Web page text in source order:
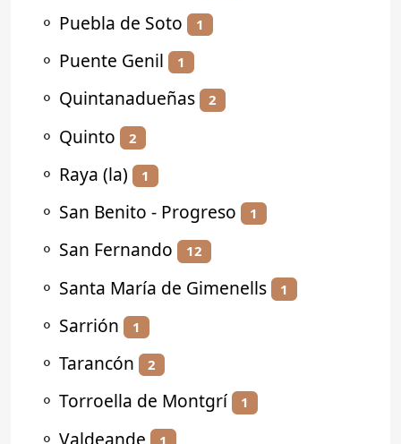
⚬ Puebla de Soto 1
⚬ Puente Genil 1
⚬ Quintanadueñas 2
⚬ Quinto 2
⚬ Raya (la) 1
⚬ San Benito - Progreso 1
⚬ San Fernando 12
⚬ Santa María de Gimenells 1
⚬ Sarrión 1
⚬ Tarancón 2
⚬ Torroella de Montgrí 1
⚬ Valdeande 1